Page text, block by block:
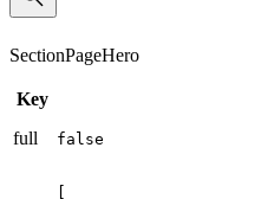
SectionPageHero
Key
full
false